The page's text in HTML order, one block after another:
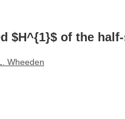
$H^{1}$ of the
Wheeden